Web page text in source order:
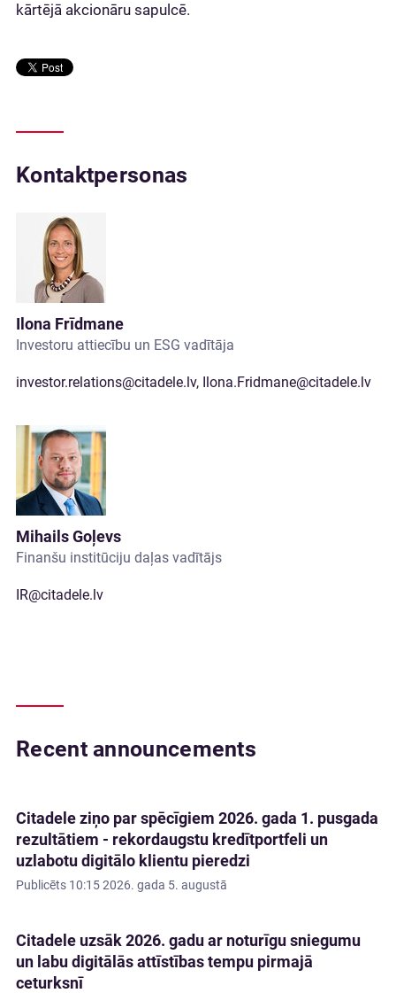
kārtējā akcionāru sapulcē.
Kontaktpersonas
Ilona Frīdmane
Investoru attiecību un ESG vadītāja
investor.relations@citadele.lv, Ilona.Fridmane@citadele.lv
Mihails Goļevs
Finanšu institūciju daļas vadītājs
IR@citadele.lv
Recent announcements
Citadele ziņo par spēcīgiem 2026. gada 1. pusgada
rezultātiem - rekordaugstu kredītportfeli un
uzlabotu digitālo klientu pieredzi
Publicēts 10:15 2026. gada 5. augustā
Citadele uzsāk 2026. gadu ar noturīgu sniegumu
un labu digitālās attīstības tempu pirmajā
ceturksnī